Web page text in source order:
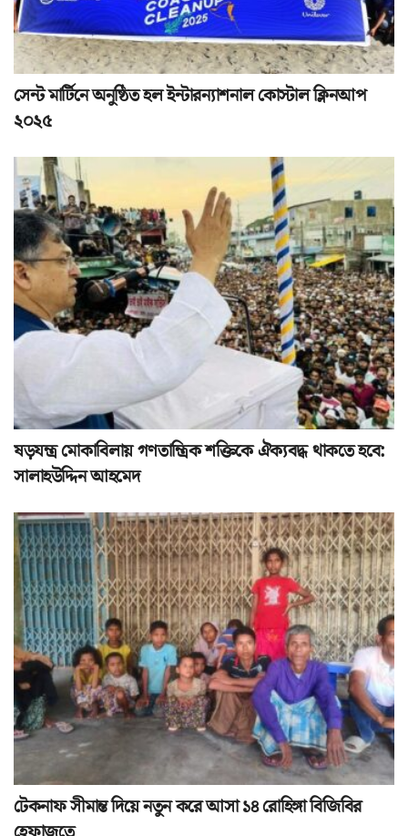
সেন্ট মার্টিনে অনুষ্ঠিত হল ইন্টারন্যাশনাল কোস্টাল ক্লিনআপ
২০২৫
ষড়যন্ত্র মোকাবিলায় গণতান্ত্রিক শক্তিকে ঐক্যবদ্ধ থাকতে হবে:
সালাহউদ্দিন আহমেদ
টেকনাফ সীমান্ত দিয়ে নতুন করে আসা ১৪ রোহিঙ্গা বিজিবির